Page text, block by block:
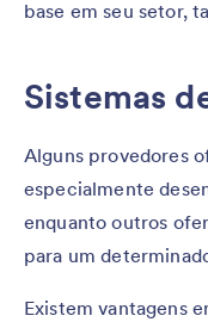
base em seu setor,
Sistemas
Alguns provedores
especialmente
enquanto outros
para um
Existem vantagens